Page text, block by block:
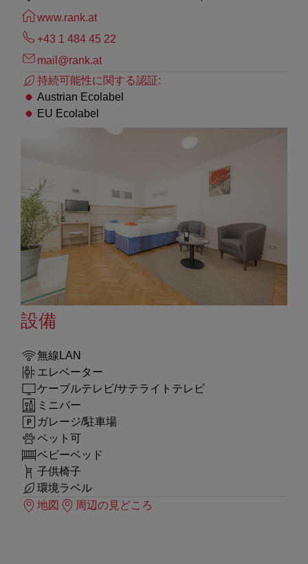
www.rank.at
+43 1 484 45 22
mail@rank.at
持続可能性に関する認証:
Austrian Ecolabel
EU Ecolabel
設備
無線LAN
エレベーター
ケーブルテレビ/サテライトテレビ
ミニバー
ガレージ/駐車場
ペット可
ベビーベッド
子供椅子
環境ラベル
地図
周辺の見どころ